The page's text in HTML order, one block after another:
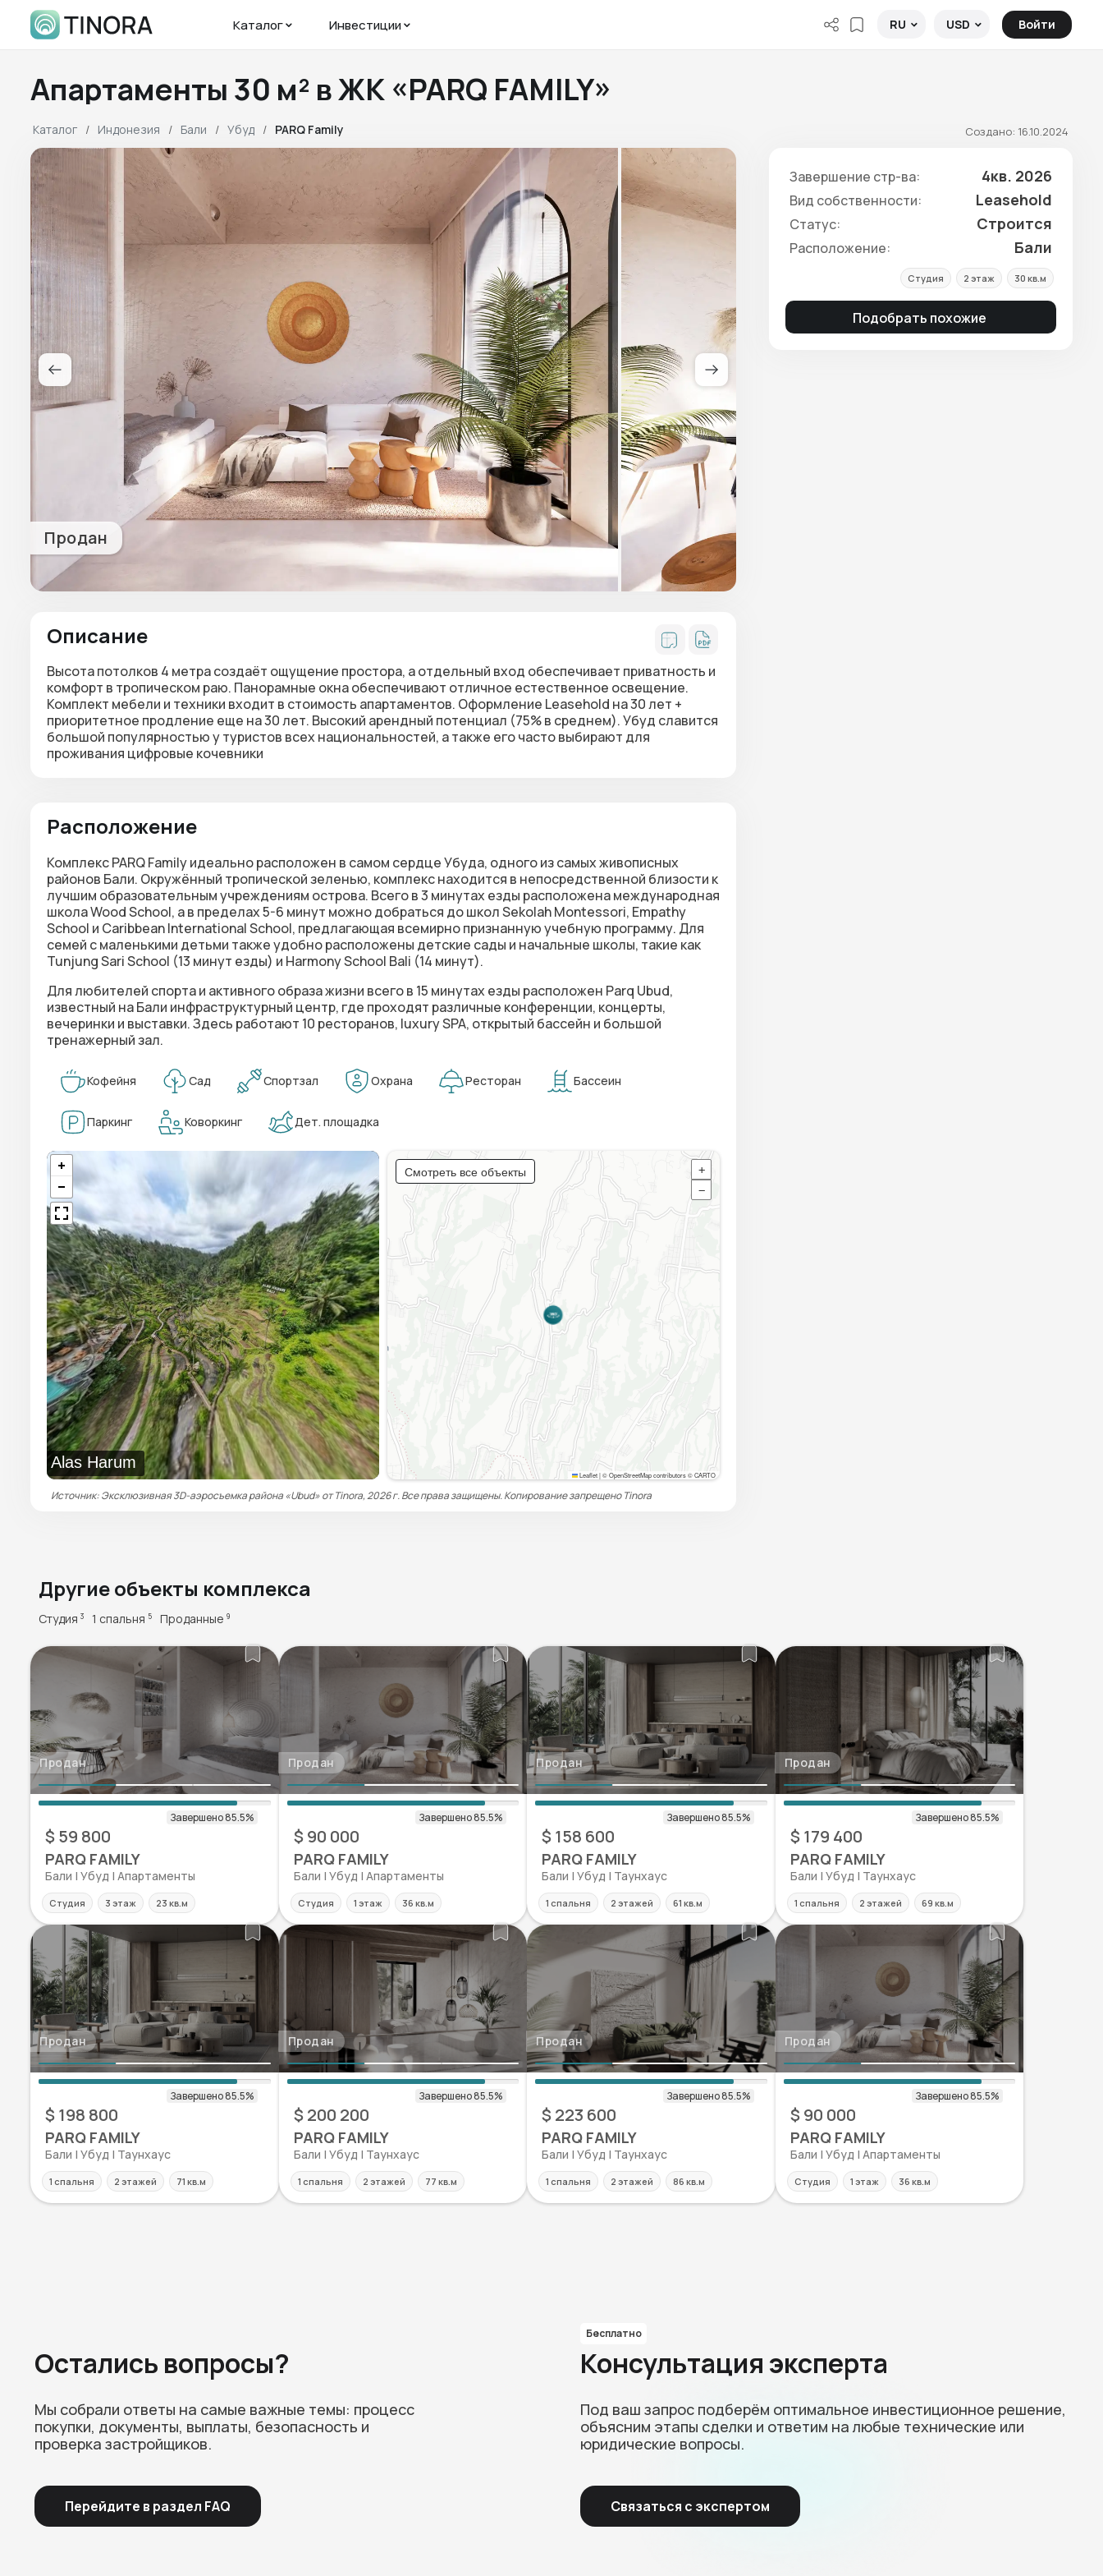
Каталог Инвестиции RU USD Войти
Апартаменты 30 м² в ЖК «PARQ FAMILY»
Каталог Индонезия Бали Убуд PARQ Family Создано: 16.10.2024
Продан
Завершение стр-ва: 4кв. 2026
Вид собственности: Leasehold
Статус: Строится
Расположение: Бали
Студия 2 этаж 30 кв.м
Подобрать похожие
Описание
Высота потолков 4 метра создаёт ощущение простора, а отдельный вход обеспечивает приватность и
комфорт в тропическом раю. Панорамные окна обеспечивают отличное естественное освещение.
Комплект мебели и техники входит в стоимость апартаментов. Оформление Leasehold на 30 лет +
приоритетное продление еще на 30 лет. Высокий арендный потенциал (75% в среднем). Убуд славится
большой популярностью у туристов всех национальностей, а также его часто выбирают для
проживания цифровые кочевники
Расположение
КомплексPARQ Familyидеально расположен в самом сердце Убуда, одного из самых живописных
районов Бали. Окружённый тропической зеленью, комплекс находится в непосредственной близости к
лучшим образовательным учреждениям острова. Всего в 3 минутах езды расположена международная
школа Wood School, а в пределах 5-6 минут можно добраться до школ Sekolah Montessori, Empathy
School и Caribbean International School, предлагающая всемирно признанную учебную программу. Для
семей с маленькими детьми также удобно расположены детские сады и начальные школы, такие как
Tunjung Sari School (13 минут езды) и Harmony School Bali (14 минут).
Для любителей спорта и активного образа жизни всего в 15 минутах езды расположен Parq Ubud,
известный на Бали инфраструктурный центр, где проходят различные конференции, концерты,
вечеринки и выставки. Здесь работают 10 ресторанов, luxury SPA, открытый бассейн и большой
тренажерный зал.
Кофейня Сад Спортзал Охрана Ресторан Бассеин
Паркинг Коворкинг Дет. площадка
Alas Harum
Смотреть все объекты
+
−
Leaflet|© OpenStreetMap contributors © CARTO
Источник: Эксклюзивная 3D-аэросъемка района «Ubud» от Tinora, 2026 г. Все права защищены. Копирование запрещеноTinora
Другие объекты комплекса
Студия 3 1 спальня 5 Проданные 9
Продан
$ 59 800
PARQ FAMILY
Бали | Убуд | Апартаменты
Студия 3 этаж 23 кв.м
Продан
$ 90 000
PARQ FAMILY
Бали | Убуд | Апартаменты
Студия 1 этаж 36 кв.м
Продан
$ 158 600
PARQ FAMILY
Бали | Убуд | Таунхаус
1 спальня 2 этажей 61 кв.м
Продан
$ 179 400
PARQ FAMILY
Бали | Убуд | Таунхаус
1 спальня 2 этажей 69 кв.м
Продан
$ 198 800
PARQ FAMILY
Бали | Убуд | Таунхаус
1 спальня 2 этажей 71 кв.м
Продан
$ 200 200
PARQ FAMILY
Бали | Убуд | Таунхаус
1 спальня 2 этажей 77 кв.м
Продан
$ 223 600
PARQ FAMILY
Бали | Убуд | Таунхаус
1 спальня 2 этажей 86 кв.м
Продан
$ 90 000
PARQ FAMILY
Бали | Убуд | Апартаменты
Студия 1 этаж 36 кв.м
Остались вопросы?
Мы собрали ответы на самые важные темы: процесс
покупки, документы, выплаты, безопасность и
проверка застройщиков.
Перейдите в раздел FAQ
Бесплатно
Консультация эксперта
Под ваш запрос подберём оптимальное инвестиционное решение,
объясним этапы сделки и ответим на любые технические или
юридические вопросы.
Связаться с экспертом